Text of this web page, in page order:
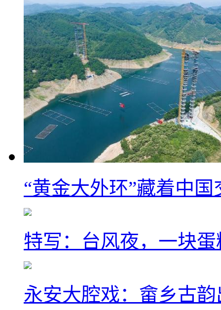
“黄金大外环”藏着中
特写：台风夜，一块
永安大腔戏：畲乡古